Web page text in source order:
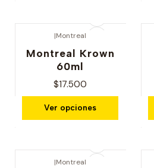
|Montreal
Montreal Krown
60ml
$17.500
Ver opciones
|Montreal